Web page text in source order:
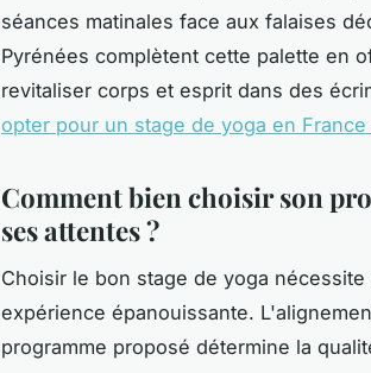
séances matinales face aux falaises
Pyrénées complètent cette palette en
revitaliser corps et esprit dans des
opter pour un stage de yoga en
Comment bien choisir son
ses attentes ?
Choisir le bon stage de yoga
expérience épanouissante.
programme proposé détermine la